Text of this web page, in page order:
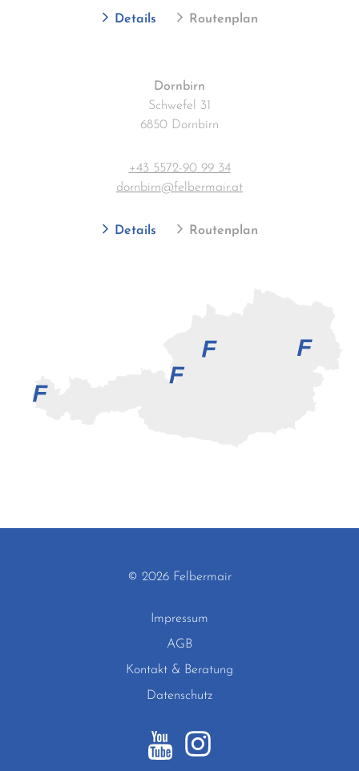
Details Routenplan
Dornbirn
Schwefel 31
6850 Dornbirn
+43 5572-90 99 34
dornbirn@felbermair.at
Details Routenplan
© 2026 Felbermair
Impressum
AGB
Kontakt & Beratung
Datenschutz